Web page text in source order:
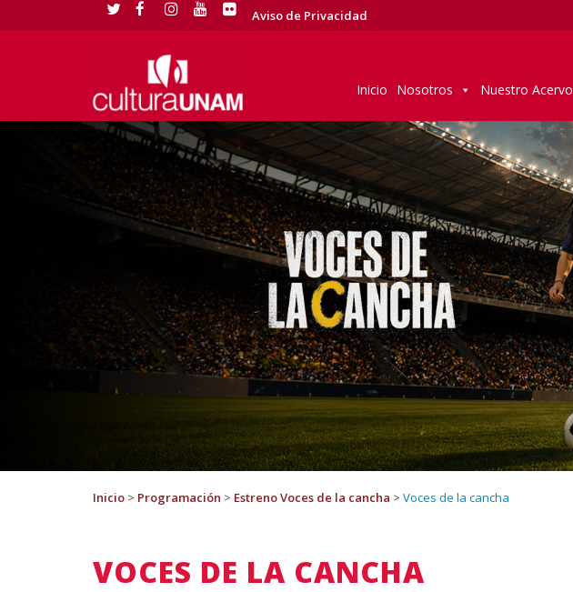
Aviso de Privacidad
Inicio Nosotros Nuestro Acervo
Inicio > Programación > Estreno Voces de la cancha > Voces de la cancha
VOCES DE LA CANCHA